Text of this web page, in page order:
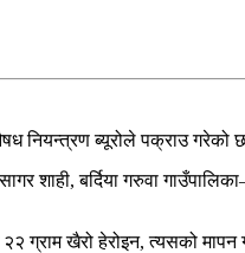
नियन्त्रण ब्यूरोले पक्राउ गरेको
शाही, बर्दिया गरुवा
ग्राम खैरो हेरोइन, त्यसको